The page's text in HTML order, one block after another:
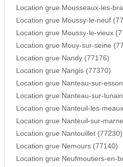
Location grue Mousseaux-les-
Location grue Moussy-le-neuf
Location grue Moussy-le-vieux
Location grue Mouy-sur-seine
Location grue Nandy (77176)
Location grue Nangis (77370)
Location grue Nanteau-sur-
Location grue Nanteau-sur-
Location grue Nanteuil-les-
Location grue Nanteuil-sur-
Location grue Nantouillet (77230)
Location grue Nemours (77140)
Location grue Neufmoutiers-en-